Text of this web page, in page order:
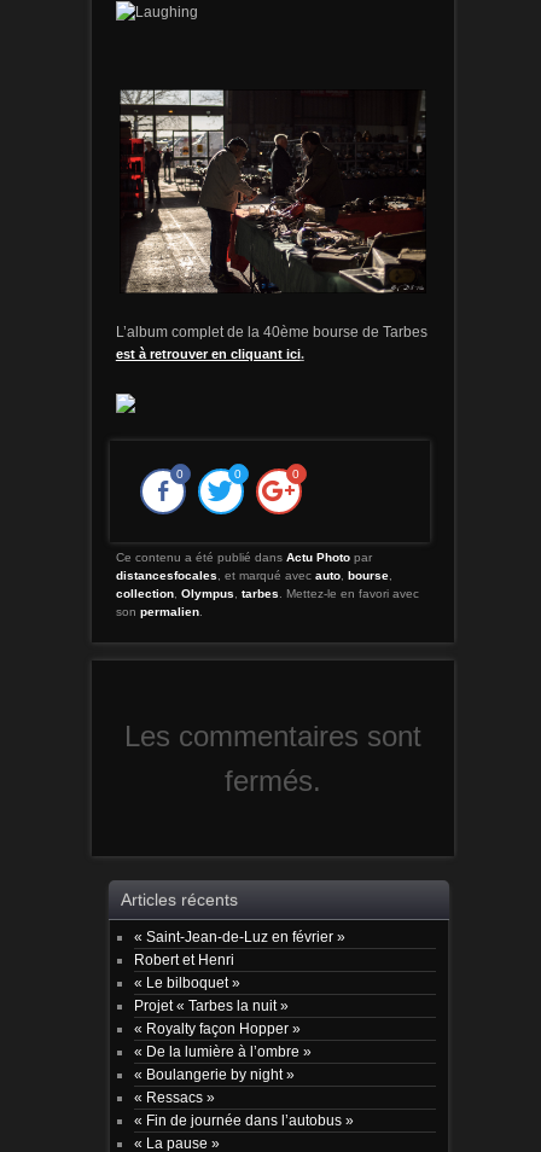
L’album complet de la 40ème bourse de Tarbes
est à retrouver en cliquant ici.
0 0 0
Ce contenu a été publié dans Actu Photopar
distancesfocales , et marqué avec auto, bourse,
collection, Olympus tarbes . Mettez-le en favori avec
son permalien.
Les commentaires sont
fermés.
Articles récents
« Saint-Jean-de-Luz en février »
Robert et Henri
« Le bilboquet »
Projet « Tarbes la nuit »
« Royalty façon Hopper »
« De la lumière à l’ombre »
« Boulangerie by night »
« Ressacs »
« Fin de journée dans l’autobus »
« La pause »